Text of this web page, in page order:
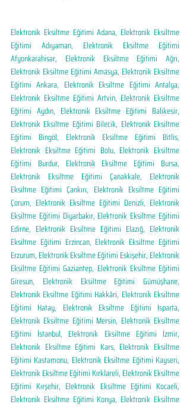
Elektronik Eksiltme Eğitimi Adana, Elektronik Eksiltme
Eğitimi Adıyaman, Elektronik Eksiltme Eğitimi
Afyonkarahisar, Elektronik Eksiltme Eğitimi Ağrı,
Elektronik Eksiltme Eğitimi Amasya, Elektronik Eksiltme
Eğitimi Ankara, Elektronik Eksiltme Eğitimi Antalya,
Elektronik Eksiltme Eğitimi Artvin, Elektronik Eksiltme
Eğitimi Aydın, Elektronik Eksiltme Eğitimi Balıkesir,
Elektronik Eksiltme Eğitimi Bilecik, Elektronik Eksiltme
Eğitimi Bingöl, Elektronik Eksiltme Eğitimi Bitlis,
Elektronik Eksiltme Eğitimi Bolu, Elektronik Eksiltme
Eğitimi Burdur, Elektronik Eksiltme Eğitimi Bursa,
Elektronik Eksiltme Eğitimi Çanakkale, Elektronik
Eksiltme Eğitimi Çankırı, Elektronik Eksiltme Eğitimi
Çorum, Elektronik Eksiltme Eğitimi Denizli, Elektronik
Eksiltme Eğitimi Diyarbakır, Elektronik Eksiltme Eğitimi
Edirne, Elektronik Eksiltme Eğitimi Elazığ, Elektronik
Eksiltme Eğitimi Erzincan, Elektronik Eksiltme Eğitimi
Erzurum, Elektronik Eksiltme Eğitimi Eskişehir, Elektronik
Eksiltme Eğitimi Gaziantep, Elektronik Eksiltme Eğitimi
Giresun, Elektronik Eksiltme Eğitimi Gümüşhane,
Elektronik Eksiltme Eğitimi Hakkâri, Elektronik Eksiltme
Eğitimi Hatay, Elektronik Eksiltme Eğitimi Isparta,
Elektronik Eksiltme Eğitimi Mersin, Elektronik Eksiltme
Eğitimi İstanbul, Elektronik Eksiltme Eğitimi İzmir,
Elektronik Eksiltme Eğitimi Kars, Elektronik Eksiltme
Eğitimi Kastamonu, Elektronik Eksiltme Eğitimi Kayseri,
Elektronik Eksiltme Eğitimi Kırklareli, Elektronik Eksiltme
Eğitimi Kırşehir, Elektronik Eksiltme Eğitimi Kocaeli,
Elektronik Eksiltme Eğitimi Konya, Elektronik Eksiltme